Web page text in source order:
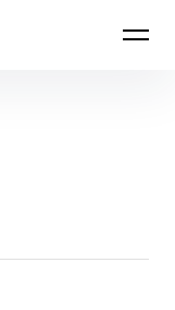
mit Rad